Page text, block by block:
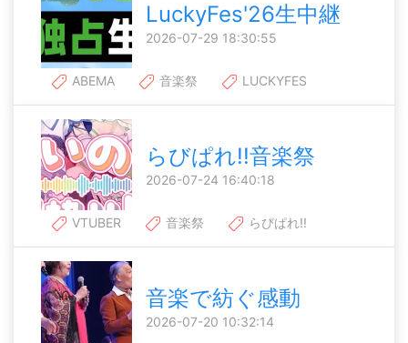
LuckyFes'26生中継
2026-07-29 18:30:55
ABEMA 音楽祭 LUCKYFES
らびぱれ!!音楽祭
2026-07-24 16:40:18
VTUBER 音楽祭 らびぱれ!!
音楽で紡ぐ感動
2026-07-20 10:32:14